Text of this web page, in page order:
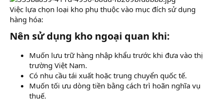
Việc lựa chọn loại kho phụ thuộc vào mục đích sử dụng
hàng hóa:
Nên sử dụng kho ngoại quan khi:​
Muốn lưu trữ hàng nhập khẩu trước khi đưa vào thị
trường Việt Nam.
Có nhu cầu tái xuất hoặc trung chuyển quốc tế.
Muốn tối ưu dòng tiền bằng cách trì hoãn nghĩa vụ
thuế.